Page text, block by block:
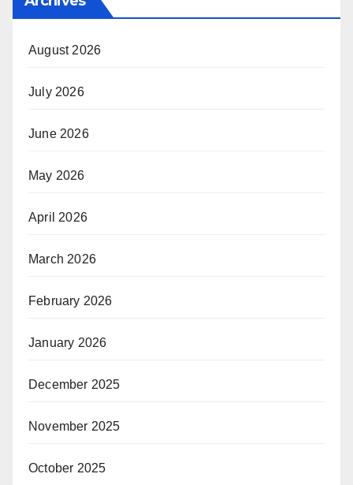
August 2026
July 2026
June 2026
May 2026
April 2026
March 2026
February 2026
January 2026
December 2025
November 2025
October 2025